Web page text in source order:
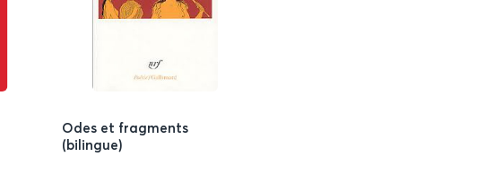
Odes et fragments
(bilingue)